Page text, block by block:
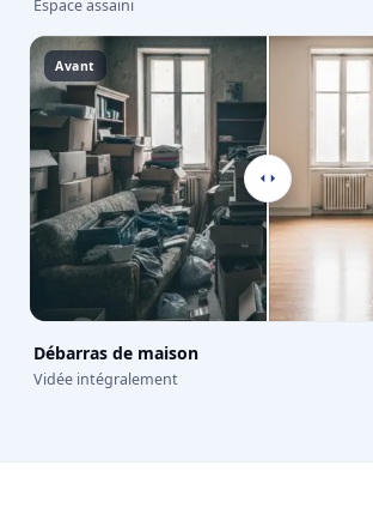
Espace assaini
Avant
Débarras de maison
Vidée intégralement